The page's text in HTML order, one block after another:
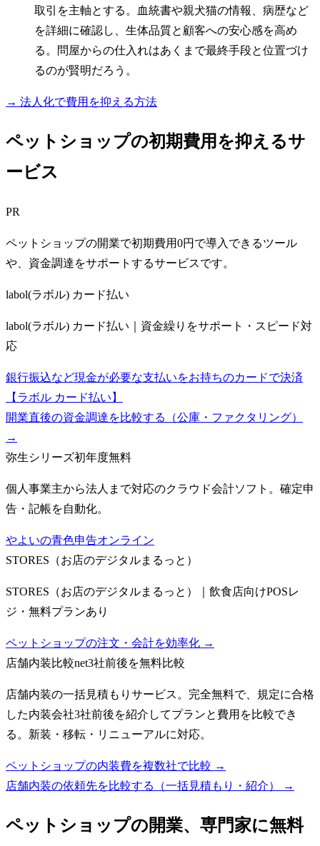
取引を主軸とする。血統書や親犬猫の情報、病歴など
を詳細に確認し、生体品質と顧客への安心感を高め
る。問屋からの仕入れはあくまで最終手段と位置づけ
るのが賢明だろう。
→ 法人化で費用を抑える方法
ペットショップの初期費用を抑えるサ
ービス
PR
ペットショップの開業で初期費用0円で導入できるツール
や、資金調達をサポートするサービスです。
labol(ラボル) カード払い
labol(ラボル) カード払い｜資金繰りをサポート・スピード対
応
銀行振込など現金が必要な支払いをお持ちのカードで決済
【ラボル カード払い】
開業直後の資金調達を比較する（公庫・ファクタリング）
→
弥生シリーズ初年度無料
個人事業主から法人まで対応のクラウド会計ソフト。確定申
告・記帳を自動化。
やよいの青色申告オンライン
STORES（お店のデジタルまるっと）
STORES（お店のデジタルまるっと）｜飲食店向けPOSレ
ジ・無料プランあり
ペットショップの注文・会計を効率化 →
店舗内装比較net3社前後を無料比較
店舗内装の一括見積もりサービス。完全無料で、規定に合格
した内装会社3社前後を紹介してプランと費用を比較でき
る。新装・移転・リニューアルに対応。
ペットショップの内装費を複数社で比較 →
店舗内装の依頼先を比較する（一括見積もり・紹介）
→
ペットショップの開業、専門家に無料